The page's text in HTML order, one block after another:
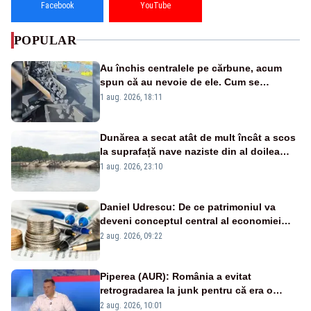
Facebook YouTube
POPULAR
Au închis centralele pe cărbune, acum
spun că au nevoie de ele. Cum se
pasează vina în plină criză energetică
1 aug. 2026, 18:11
Dunărea a secat atât de mult încât a scos
la suprafață nave naziste din al doilea
război mondial
1 aug. 2026, 23:10
Daniel Udrescu: De ce patrimoniul va
deveni conceptul central al economiei
viitoare?
2 aug. 2026, 09:22
Piperea (AUR): România a evitat
retrogradarea la junk pentru că era o
catastrofă pentru bănci și fondurile de
2 aug. 2026, 10:01